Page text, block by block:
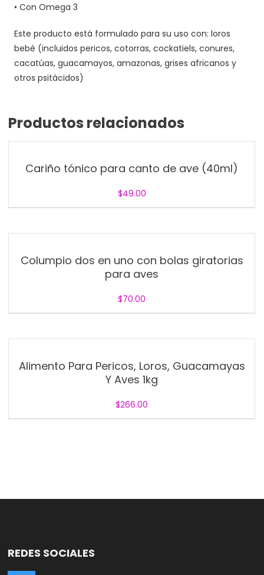
• Con Omega 3
Este producto está formulado para su uso con: loros
bebé (incluidos pericos, cotorras, cockatiels, conures,
cacatúas, guacamayos, amazonas, grises africanos y
otros psitácidos)
Productos relacionados
Cariño tónico para canto de ave (40ml)
$49.00
Columpio dos en uno con bolas giratorias
para aves
$70.00
Alimento Para Pericos, Loros, Guacamayas
Y Aves 1kg
$266.00
REDES SOCIALES